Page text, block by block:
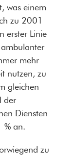
was einem
zu 2001
erster Linie
mehr
nutzen, zu
gleichen
der
Diensten
% an.
zu